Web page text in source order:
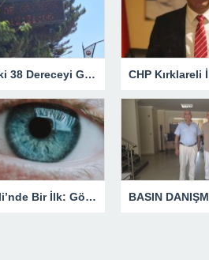
Babaeski 38 Dereceyi Gördü! Kavurucu Sıcaklar Etkisini Artırıyor
Kırklareli’nde Bir İlk: Göz Tansiyonu Ameliyatı Başarıyla Gerçekleştirildi